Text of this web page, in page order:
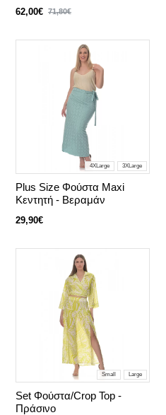
62,00€ 71,80€
4XLarge 3XLarge
Plus Size Φούστα Maxi
Κεντητή - Βεραμάν
29,90€
Small Large
Set Φούστα/Crop Top -
Πράσινο